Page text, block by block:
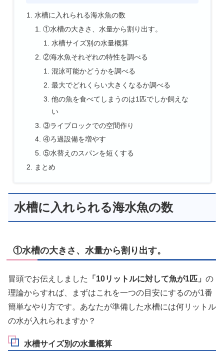
水槽に入れられる海水魚の数
①水槽の大きさ、水量から割り出す。
水槽サイズ別の水量概算
②海水魚それぞれの特性を調べる
混泳可能かどうかを調べる
最大でどれくらい大きくなるか調べる
他の魚を食べてしまうのは1匹でしか飼えな
い
③ライブロックでの空間作り
④ろ過設備を増やす
⑤水替えのスパンを短くする
まとめ
水槽に入れられる海水魚の数
①水槽の大きさ、水量から割り出す。
冒頭でお伝えしました 「10リットルに対して魚が1匹」 の
理論からすれば、まずはこれを一つの目安にするのが1番
簡単なやり方です。あなたが準備した水槽には何リットル
の水が入れられますか？
水槽サイズ別の水量概算